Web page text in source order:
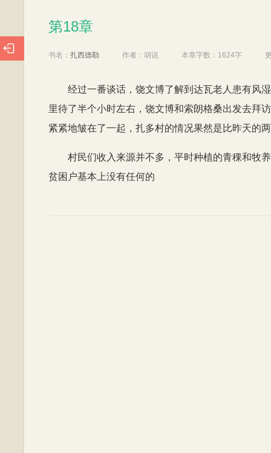
第18章
书名： 扎西德勒 作者： 胡说 本章字数： 1624字
经过一番谈话，饶文博了解到达瓦老人患有风
里待了半个小时左右，饶文博和索朗格桑出发去拜
紧紧地皱在了一起，扎多村的情况果然是比昨天的
村民们收入来源并不多，平时种植的青稞和牧
贫困户基本上没有任何的
